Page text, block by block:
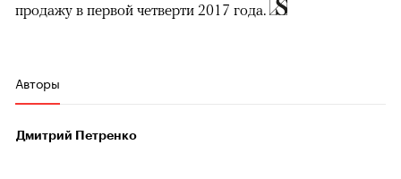
продажу в первой четверти 2017 года.
Авторы
Дмитрий Петренко